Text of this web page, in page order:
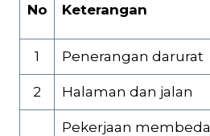
No Keterangan
1 Penerangan darurat
2 Halaman dan jalan
Pekerjaan